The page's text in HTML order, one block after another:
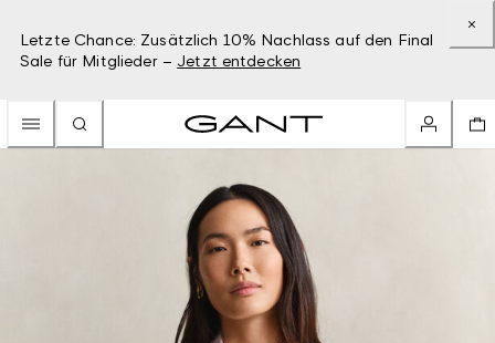
Letzte Chance: Zusätzlich 10% Nachlass auf den Final
Sale für Mitglieder – Jetzt entdecken